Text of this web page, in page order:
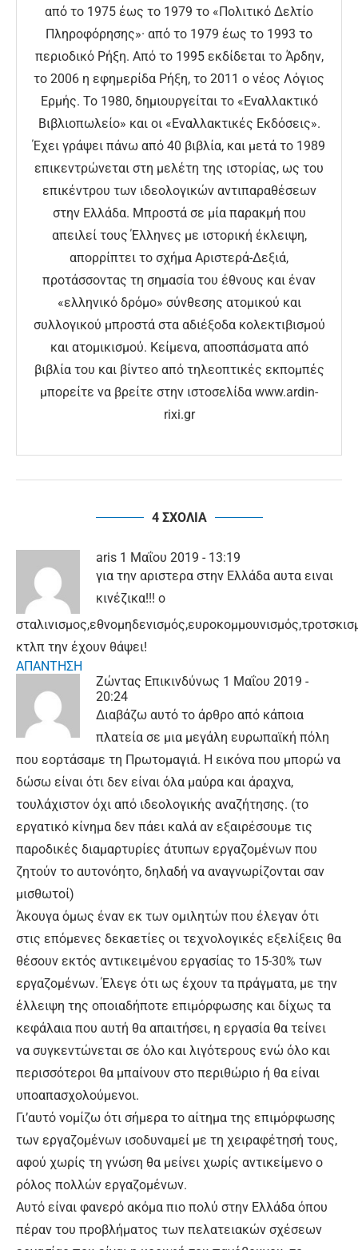
από το 1975 έως το 1979 το «Πολιτικό Δελτίο
Πληροφόρησης»· από το 1979 έως το 1993 το
περιοδικό Ρήξη. Από το 1995 εκδίδεται το Άρδην,
το 2006 η εφημερίδα Ρήξη, το 2011 ο νέος Λόγιος
Ερμής. Το 1980, δημιουργείται το «Εναλλακτικό
Βιβλιοπωλείο» και οι «Εναλλακτικές Εκδόσεις».
Έχει γράψει πάνω από 40 βιβλία, και μετά το 1989
επικεντρώνεται στη μελέτη της ιστορίας, ως του
επικέντρου των ιδεολογικών αντιπαραθέσεων
στην Ελλάδα. Μπροστά σε μία παρακμή που
απειλεί τους Έλληνες με ιστορική έκλειψη,
απορρίπτει το σχήμα Αριστερά-Δεξιά,
προτάσσοντας τη σημασία του έθνους και έναν
«ελληνικό δρόμο» σύνθεσης ατομικού και
συλλογικού μπροστά στα αδιέξοδα κολεκτιβισμού
και ατομικισμού. Κείμενα, αποσπάσματα από
βιβλία του και βίντεο από τηλεοπτικές εκπομπές
μπορείτε να βρείτε στην ιστοσελίδα www.ardin-
rixi.gr
4 ΣΧΟΛΙΑ
aris 1 Μαΐου 2019 - 13:19
για την αριστερα στην Ελλάδα αυτα ειναι
κινέζικα!!! ο
κτλπ την έχουν θάψει!
ΑΠΑΝΤΗΣΗ
Ζώντας Επικινδύνως 1 Μαΐου 2019 -
20:24
Διαβάζω αυτό το άρθρο από κάποια
πλατεία σε μια μεγάλη ευρωπαϊκή πόλη
που εορτάσαμε τη Πρωτομαγιά. Η εικόνα που μπορώ να
δώσω είναι ότι δεν είναι όλα μαύρα και άραχνα,
τουλάχιστον όχι από ιδεολογικής αναζήτησης. (το
εργατικό κίνημα δεν πάει καλά αν εξαιρέσουμε τις
παροδικές διαμαρτυρίες άτυπων εργαζομένων που
ζητούν το αυτονόητο, δηλαδή να αναγνωρίζονται σαν
μισθωτοί)
Άκουγα όμως έναν εκ των ομιλητών που έλεγαν ότι
στις επόμενες δεκαετίες οι τεχνολογικές εξελίξεις θα
θέσουν εκτός αντικειμένου εργασίας το 15-30% των
εργαζομένων. Έλεγε ότι ως έχουν τα πράγματα, με την
έλλειψη της οποιαδήποτε επιμόρφωσης και δίχως τα
κεφάλαια που αυτή θα απαιτήσει, η εργασία θα τείνει
να συγκεντώνεται σε όλο και λιγότερους ενώ όλο και
περισσότεροι θα μπαίνουν στο περιθώριο ή θα είναι
υποαπασχολούμενοι.
Γι’αυτό νομίζω ότι σήμερα το αίτημα της επιμόρφωσης
των εργαζομένων ισοδυναμεί με τη χειραφέτησή τους,
αφού χωρίς τη γνώση θα μείνει χωρίς αντικείμενο ο
ρόλος πολλών εργαζομένων.
Αυτό είναι φανερό ακόμα πιο πολύ στην Ελλάδα όπου
πέραν του προβλήματος των πελατειακών σχέσεων